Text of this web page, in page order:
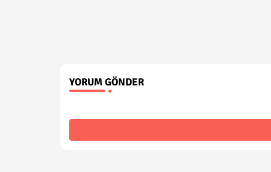
YORUM GÖNDER